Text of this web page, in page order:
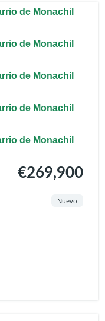
€269,900
Nuevo